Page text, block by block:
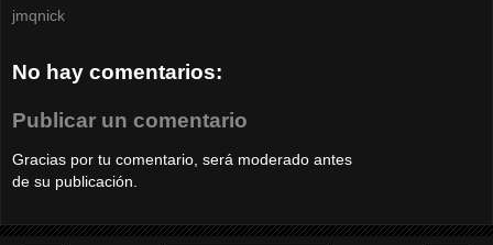
jmqnick
No hay comentarios:
Publicar un comentario
Gracias por tu comentario, será moderado antes
de su publicación.